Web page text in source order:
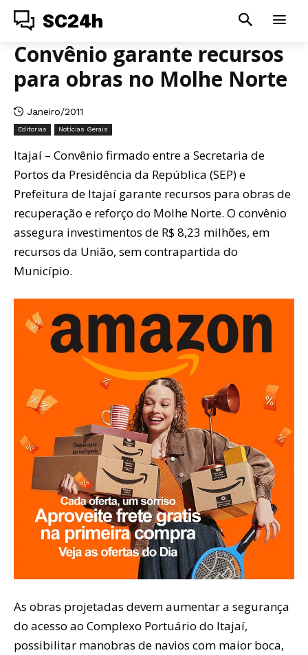
SC24h
Convênio garante recursos
para obras no Molhe Norte
Janeiro/2011
Editorias Notícias Gerais
Itajaí – Convênio firmado entre a Secretaria de
Portos da Presidência da República (SEP) e
Prefeitura de Itajaí garante recursos para obras de
recuperação e reforço do Molhe Norte. O convênio
assegura investimentos de R$ 8,23 milhões, em
recursos da União, sem contrapartida do
Município.
As obras projetadas devem aumentar a segurança
do acesso ao Complexo Portuário do Itajaí,
possibilitar manobras de navios com maior boca,